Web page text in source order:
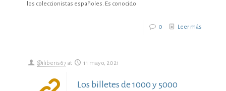
los coleccionistas españoles. Es conocido
0 Leer más
@iliberis67 at 11 mayo, 2021
Los billetes de 1000 y 5000